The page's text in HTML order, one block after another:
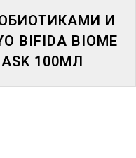
И
BIFIDA BIOME
100МЛ